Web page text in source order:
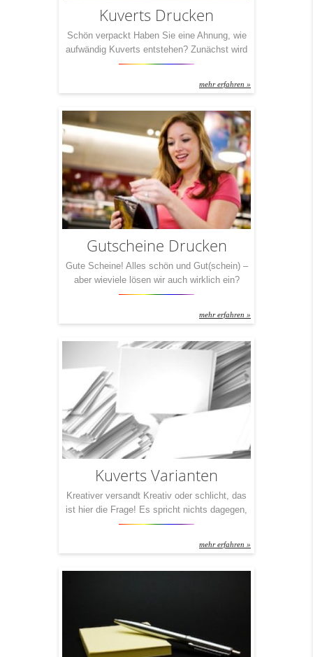
Kuverts Drucken
Schön verpackt Haben Sie eine Ahnung, wie
aufwändig Kuverts entstehen? Zunächst wird
– ausgehend von der Papierrolle – der Innen-
Flexodruckverfahren aufgebracht. Danach wird
erfolgt die Fensterung inkl. des Einklebens der
Fensterfolie, danach die
Seitenklappengummierung und anschließend
das Aufbringen der
Verschlussklappengummierung. Nach dem
Trocknen der Verschlussklappe […]
mehr erfahren »
Gutscheine Drucken
Gute Scheine! Alles schön und Gut(schein) –
aber wieviele lösen wir auch wirklich ein?
Kleine Frage: Wieviele Gutscheine haben Sie
andere verliert man und auf wieder andere wird
Welche Gutscheine heben Sie auf, tragen Sie
in der Tasche mit und lösen Sie ganz
mehr erfahren »
Kuverts Varianten
Kreativer versandt Kreativ oder schlicht, das
ist hier die Frage! Es spricht nichts dagegen,
einfach weiße Kuverts mit einem Adress-
nichts dagegen, die gleichen Inhalte mit
mehr erfahren »